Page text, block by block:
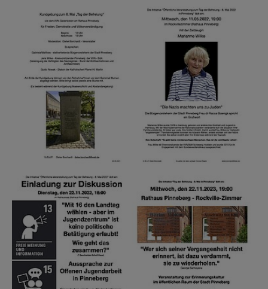
Show larger version
Show larger version Show larger version